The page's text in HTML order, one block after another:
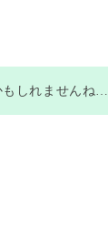
もしれませんね…